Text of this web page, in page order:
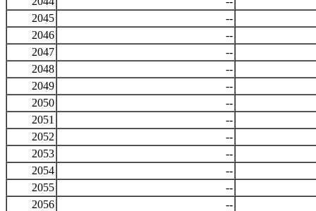
2045
--
2046
--
2047
--
2048
--
2049
--
2050
--
2051
--
2052
--
2053
--
2054
--
2055
--
2056
--